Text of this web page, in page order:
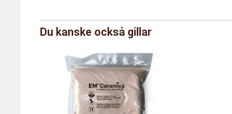
Märke
Storlek
Du kanske också gillar